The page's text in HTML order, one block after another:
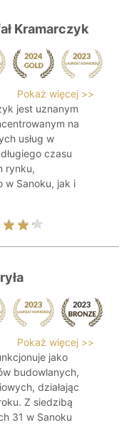
Kramarczyk
Pokaż więcej >>
jest uznanym
na
usług w
czasu
rynku,
w Sanoku, jak i
Pokaż więcej >>
jako
budowlanych,
działając
Z siedzibą
31 w Sanoku